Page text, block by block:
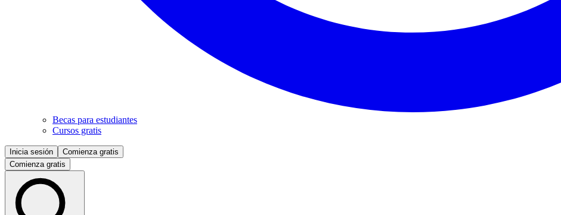
Becas para estudiantes
Cursos gratis
Inicia sesión
Comienza gratis
Comienza gratis